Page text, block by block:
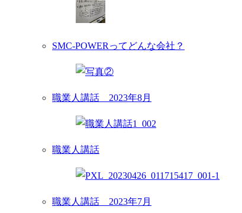
SMC-POWERってどんな会社？
職業人講話 2023年8月
職業人講話
職業人講話 2023年7月